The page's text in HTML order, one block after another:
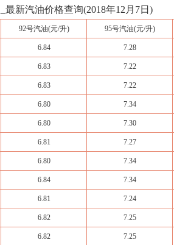
新汽油价格查询(2018年12月7日)
92号汽油(元/升) 95号汽油(元/升)
6.84 7.28
6.83 7.22
6.83 7.22
6.80 7.34
6.80 7.30
6.81 7.27
6.80 7.34
6.84 7.34
6.81 7.24
6.82 7.25
6.82 7.25